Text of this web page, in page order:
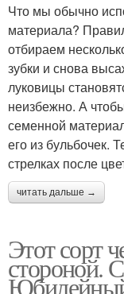
Что мы обычно
материала?
отбираем
зубки и снова
луковицы
неизбежно. А
семенной
его из бульбочек.
стрелках после
читать дальше →
Этот сорт
стороной.